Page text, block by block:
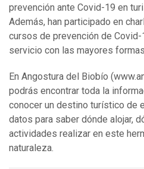
prevención ante Covid-19 en
Además, han participado en
cursos de prevención de
servicio con las mayores
En Angostura del Biobío
podrás encontrar toda la
conocer un destino turístico de
datos para saber dónde alojar,
actividades realizar en este
naturaleza.